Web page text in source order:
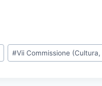
#Vii Commissione